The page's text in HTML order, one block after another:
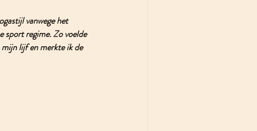
vanwege het
sport regime. Zo voelde
lijf en merkte ik de